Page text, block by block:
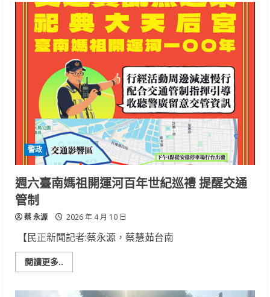
警
與
台
灣
中
油
共
同
辦
理
交
通
安
全
宣
導
座
警政
週六臺南媽祖開運河百年世紀巡禮 提醒交通
管制
蔡 永源 2026 年 4 月 10 日
【民正新聞記者:蔡永源，蔡慧茹台南
閱讀更多..
more